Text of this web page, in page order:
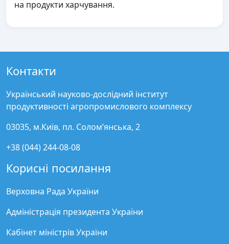
на продукти харчування.
Контакти
Український науково-дослідний інститут
продуктивності агропромислового комплексу
03035, м.Київ, пл. Солом’янська, 2
+38 (044) 244-08-08
Корисні посилання
Верховна Рада України
Адміністрація президента України
Кабінет міністрів України